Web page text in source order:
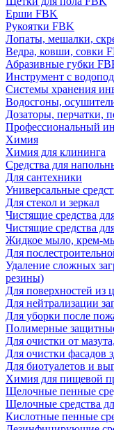
Ерши FBK
Рукоятки FBK
Лопаты, мешалки,
Ведра, ковши, совки
Абразивные губки
Инструмент с
Системы хранения
Водосгоны,
Дозаторы, перчатки,
Профессиональный
Химия
Химия для клининга
Средства для
Для сантехники
Универсальные
Для стекол и зеркал
Чистящие средства
Чистящие средства
Жидкое мыло, крем-
Для
Удаление сложных
резины)
Для поверхностей из
Для нейтрализации
Для уборки после
Полимерные
Для очистки от
Для очистки фасадов
Для биотуалетов и
Химия для пищевой
Щелочные пенные
Щелочные средства
Кислотные пенные